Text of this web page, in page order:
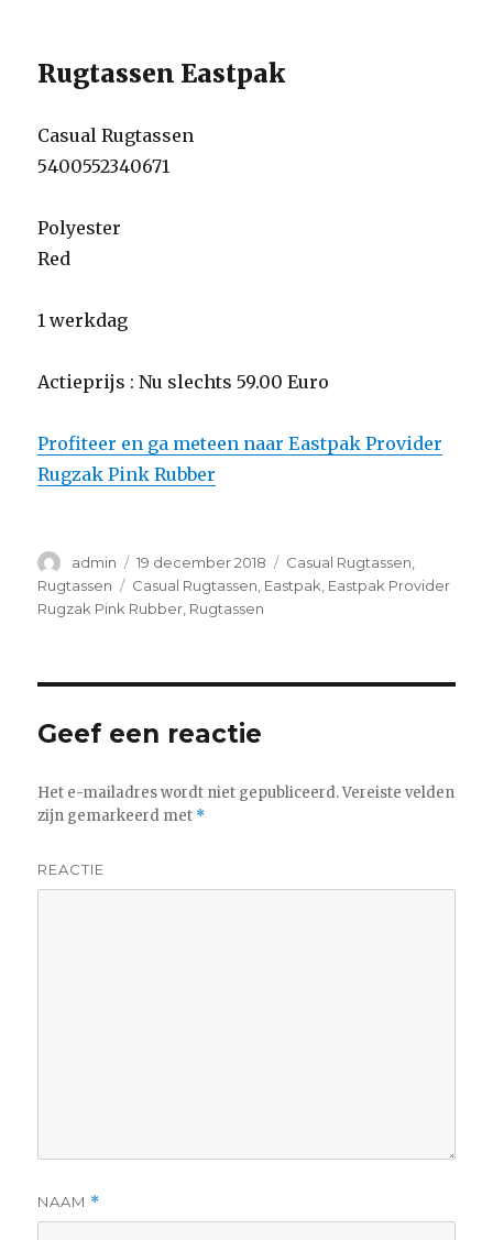
Rugtassen Eastpak
Casual Rugtassen
5400552340671
Polyester
Red
1 werkdag
Actieprijs : Nu slechts 59.00 Euro
Profiteer en ga meteen naar Eastpak Provider
Rugzak Pink Rubber
Auteur
admin
Geplaatst
op
19 december 2018 Categorieën
Casual Rugtassen,
Rugtassen
Tags
Casual Rugtassen, Eastpak, Eastpak Provider
Rugzak Pink Rubber, Rugtassen
Geef een reactie
Het e-mailadres wordt niet gepubliceerd.Vereiste velden
zijn gemarkeerd met *
REACTIE
NAAM *